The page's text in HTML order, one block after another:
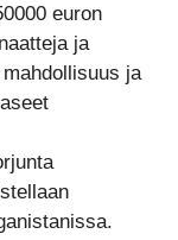
euron
ja
ja